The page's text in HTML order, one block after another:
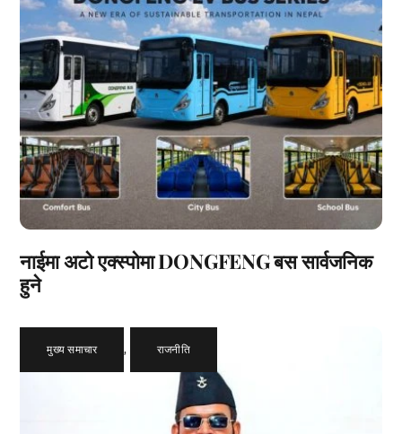
नाईमा अटो एक्स्पोमा DONGFENG बस सार्वजनिक
हुने
मुख्य समाचार , राजनीति